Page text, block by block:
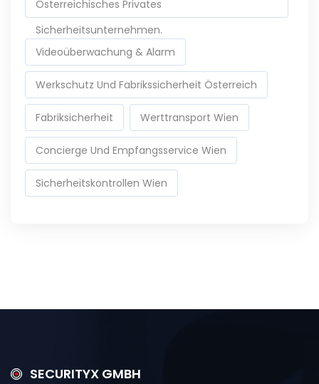
Österreichisches Privates
Sicherheitsunternehmen.
Videoüberwachung & Alarm
Werkschutz Und Fabrikssicherheit Österreich
Fabriksicherheit Werttransport Wien
Concierge Und Empfangsservice Wien
Sicherheitskontrollen Wien
SECURITYX GMBH